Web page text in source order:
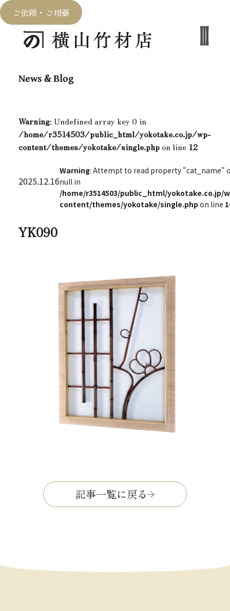
ご依頼・ご相談
News & Blog
Warning: Undefined array key 0 in
/home/r3514503/public_html/yokotake.co.jp/wp-
content/themes/yokotake/single.phpon line 12
2025.12.16
Warning: Attempt to read property "cat_name"
null in
/home/r3514503/public_html/yokotake.co.jp/
content/themes/yokotake/single.php on line
YK090
記事一覧に戻る